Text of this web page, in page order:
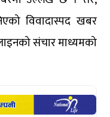
विवादास्पद खबर
संचार माध्यमको